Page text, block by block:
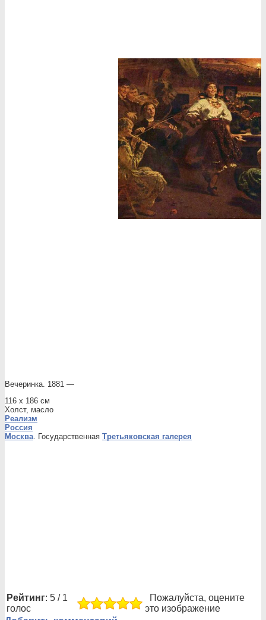
Вечеринка. 1881 —
116 x 186 см
Холст, масло
Реализм
Россия
Москва. Государственная Третьяковская галерея
Рейтинг: 5 / 1
голос
Пожалуйста, оцените
это изображение